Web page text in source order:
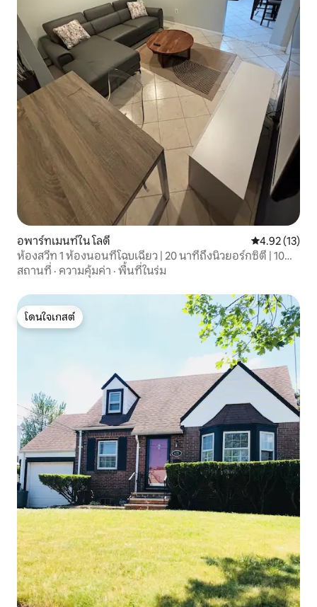
อพาร์ทเมนท์ใน โลดี คะแนนเฉลี่ย
4.92 (13)
ห้องสวีท 1 ห้องนอนที่โฉบเฉี่ยว | 20 นาทีถึงนิวยอร์กซิตี | 10
นาทีถึงเม็ทไลฟ์
สถานที่ · ความคุ้มค่า · พื้นที่ในร่ม
โดนใจเกสต์
โดนใจเกสต์